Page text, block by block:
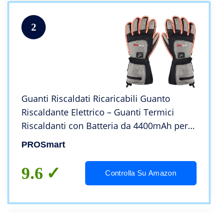
2
Guanti Riscaldati Ricaricabili Guanto
Riscaldante Elettrico – Guanti Termici
Riscaldanti con Batteria da 4400mAh per
Uomo Donna Sci All’aperto Freddo Inverno
PROSmart
9.6 Controlla Su Amazon